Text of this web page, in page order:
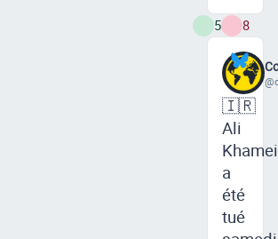
5 8
🇮🇷
Ali
a
été
tué